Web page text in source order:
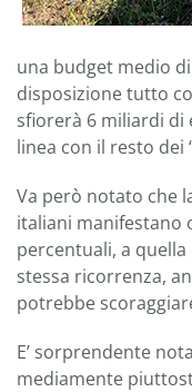
una budget medio
disposizione tutto
sfiorerà 6 miliardi di
linea con il resto dei
Va però notato che
italiani manifestano
percentuali, a
stessa ricorrenza,
potrebbe
E’ sorprendente
mediamente